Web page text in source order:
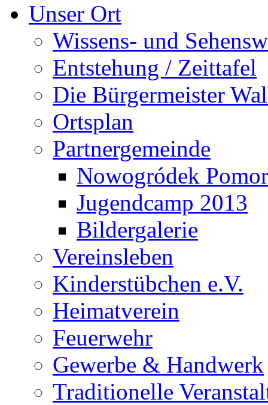
Unser Ort
Wissens- und
Entstehung / Zeittafel
Die Bürgermeister
Ortsplan
Partnergemeinde
Nowogródek
Jugendcamp 2013
Bildergalerie
Vereinsleben
Kinderstübchen e.V.
Heimatverein
Feuerwehr
Gewerbe & Handwerk
Traditionelle